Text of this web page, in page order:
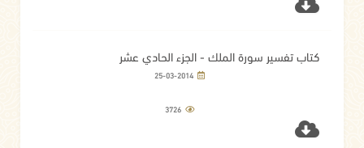
كتاب تفسير سورة الملك - الجزء الحادي عشر
25-03-2014
3726